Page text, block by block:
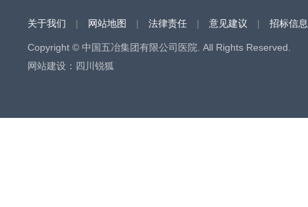
关于我们 | 网站地图 | 法律责任 | 意见建议 | 招标信息
Copyright © 中国五冶集团有限公司医院. All Rights Reserved.
网站建设 ： 四川锐狐